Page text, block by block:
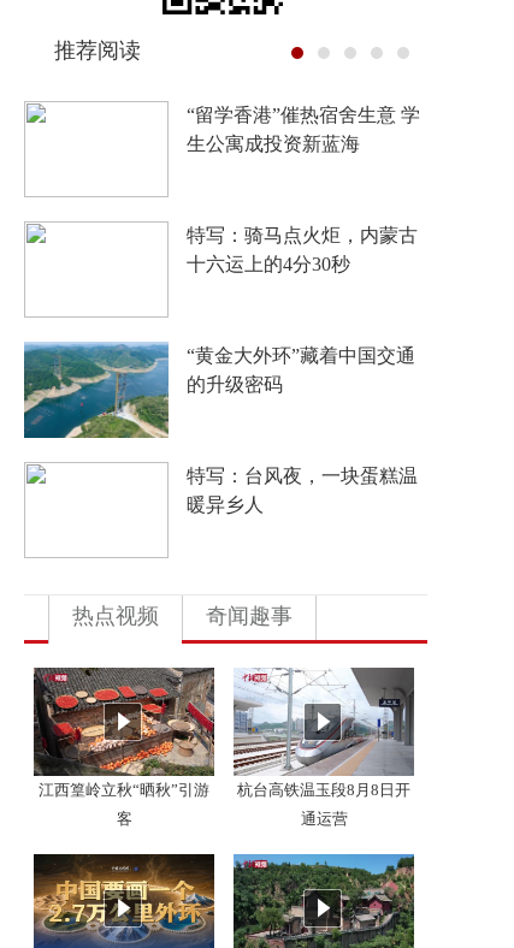
推荐阅读
永安大腔戏：畲乡古韵出新
声
人这一辈子，一定要到云南
过一次火把节！
妒火攻心，自取灭亡
“白海豚”登陆后是否会北
上？为何近期台风“扎堆”来
热点视频 奇闻趣事
江西篁岭立秋“晒秋”引游
客
杭台高铁温玉段8月8日开
通运营